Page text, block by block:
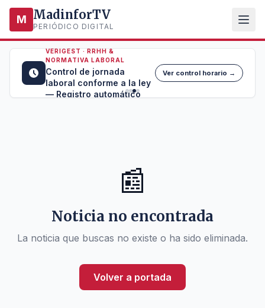
M MadinforTV
PERIÓDICO DIGITAL
VERIGEST · RRHH &
NORMATIVA LABORAL
Control de jornada
laboral conforme a la ley
— Registro automático
Ver control horario →
📰
Noticia no encontrada
La noticia que buscas no existe o ha sido eliminada.
Volver a portada